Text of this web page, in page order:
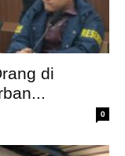
di
0